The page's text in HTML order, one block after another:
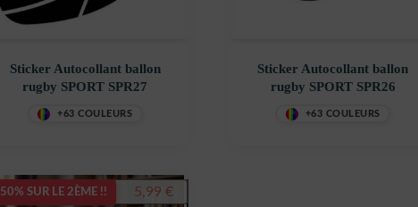
Sticker Autocollant ballon
rugby SPORT SPR27
+63 COULEURS
Sticker Autocollant ballon
rugby SPORT SPR26
+63 COULEURS
50% SUR LE 2ÈME !!
7,99
Le5,99 €Le